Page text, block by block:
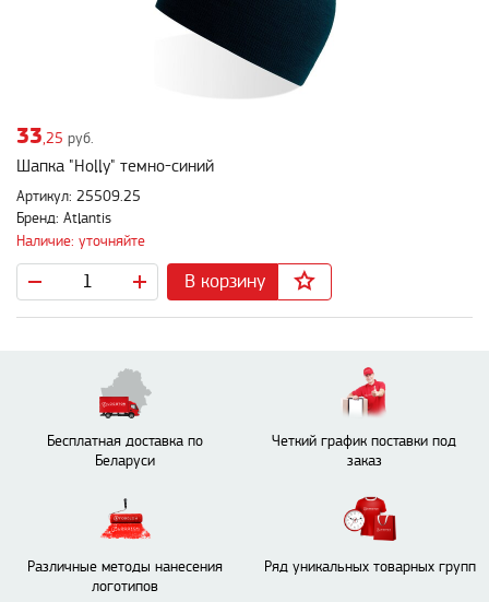
33,25 руб.
Шапка "Holly" темно-синий
Артикул: 25509.25
Бренд: Atlantis
Наличие: уточняйте
В корзину
Бесплатная доставка по
Беларуси
Четкий график поставки под
заказ
Различные методы нанесения
логотипов
Ряд уникальных товарных групп